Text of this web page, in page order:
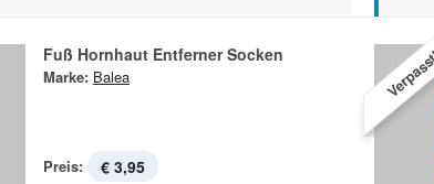
Fuß Hornhaut Entferner Socken
Marke: Balea
Preis: € 3,95